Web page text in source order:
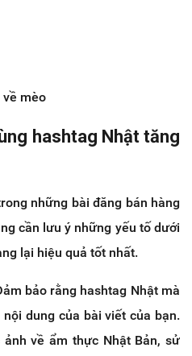
về mèo
hashtag Nhật tăng
những bài đăng bán hàng
cần lưu ý những yếu tố dưới
lại hiệu quả tốt nhất.
bảo rằng hashtag Nhật mà
dung của bài viết của bạn.
về ẩm thực Nhật Bản, sử